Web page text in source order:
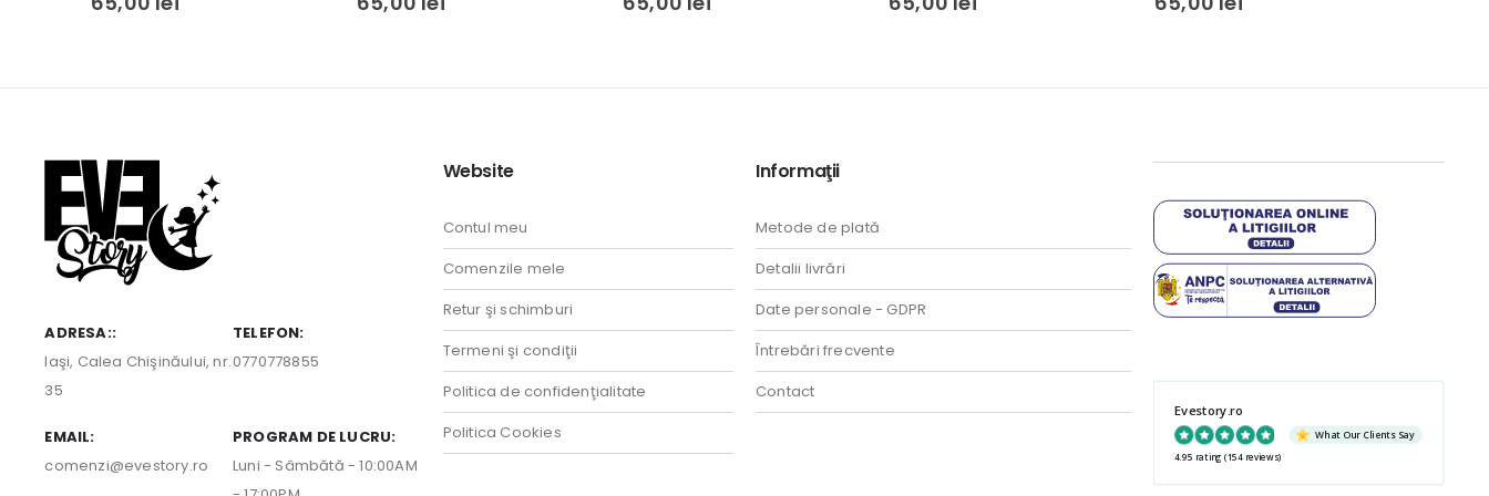
ADRESA::
Iaşi, Calea Chişinăului, nr.
35
TELEFON:
0770778855
EMAIL:
comenzi@evestory.ro
PROGRAM DE LUCRU:
Luni - Sâmbătă - 10:00AM
Website
Contul meu
Comenzile mele
Retur şi schimburi
Termeni şi condiţii
Politica de confidenţialitate
Politica Cookies
Informaţii
Metode de plată
Detalii livrări
Date personale - GDPR
Întrebări frecvente
Contact
Evestory.ro
What Our Clients Say
4.95 rating (154 reviews)